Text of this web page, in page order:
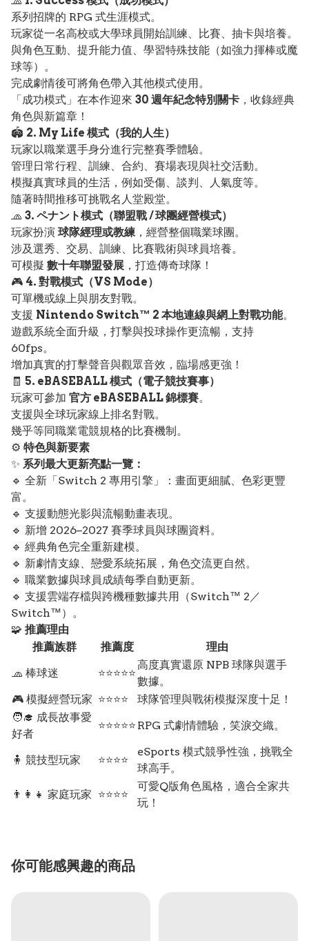
系列招牌的 RPG 式生涯模式。
玩家從一名高校或大學球員開始訓練、比賽、抽卡與培養。
與角色互動、提升能力值、學習特殊技能（如強力揮棒或魔
球等）。
完成劇情後可將角色帶入其他模式使用。
「成功模式」在本作迎來 30 週年紀念特別關卡 ，收錄經典
角色與新篇章！
🏟️ 2. My Life 模式（我的人生）
玩家以職業選手身分進行完整賽季體驗。
管理日常行程、訓練、合約、賽場表現與社交活動。
模擬真實球員的生活，例如受傷、談判、人氣度等。
隨著時間推移可挑戰名人堂殿堂。
🧢 3. ペナント模式（聯盟戰 / 球團經營模式）
玩家扮演 球隊經理或教練，經營整個職業球團。
涉及選秀、交易、訓練、比賽戰術與球員培養。
可模擬 數十年聯盟發展 ，打造傳奇球隊！
🎮 4. 對戰模式（VS Mode）
可單機或線上與朋友對戰。
支援 Nintendo Switch™ 2 本地連線與網上對戰功能。
遊戲系統全面升級，打擊與投球操作更流暢，支持
60fps。
增加真實的打擊聲音與觀眾音效，臨場感更強！
🧾 5. eBASEBALL 模式（電子競技賽事）
玩家可參加 官方 eBASEBALL 錦標賽。
支援與全球玩家線上排名對戰。
幾乎等同職業電競規格的比賽機制。
⚙️ 特色與新要素
✨ 系列最大更新亮點一覽：
🔹 全新「Switch 2 專用引擎」：畫面更細膩、色彩更豐
富。
🔹 支援動態光影與流暢動畫表現。
🔹 新增 2026–2027 賽季球員與球團資料。
🔹 經典角色完全重新建模。
🔹 新劇情支線、戀愛系統拓展，角色交流更自然。
🔹 職業數據與球員成績每季自動更新。
🔹 支援雲端存檔與跨機種數據共用（Switch™ 2／
Switch™）。
🧩 推薦理由
推薦族群
推薦度
理由
🧢 棒球迷
⭐⭐⭐⭐⭐
高度真實還原 NPB 球隊與選手
數據。
🎮 模擬經營玩家 ⭐⭐⭐⭐
球隊管理與戰術模擬深度十足！
🧑‍🎓 成長故事愛
好者
⭐⭐⭐⭐⭐ RPG 式劇情體驗，笑淚交織。
🧍 競技型玩家 ⭐⭐⭐⭐
eSports 模式競爭性強，挑戰全
球高手。
👨‍👩‍👧 家庭玩家 ⭐⭐⭐⭐
可愛Q版角色風格，適合全家共
玩！
你可能感興趣的商品